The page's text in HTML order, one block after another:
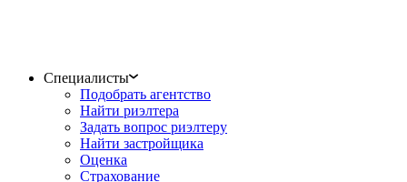
Специалисты
Подобрать агентство
Найти риэлтера
Задать вопрос риэлтеру
Найти застройщика
Оценка
Страхование